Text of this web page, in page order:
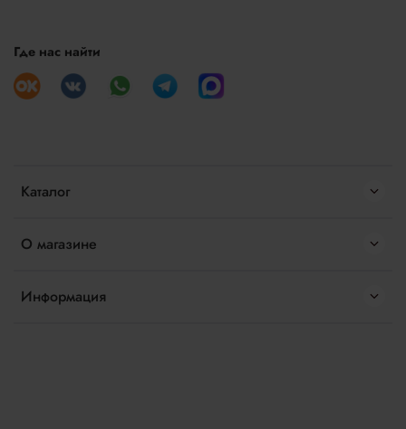
Каталог
О магазине
Информация
Где нас найти